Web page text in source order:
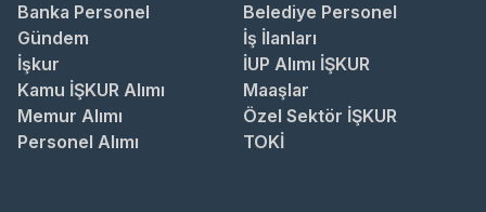
Banka Personel
Belediye Personel
Gündem
İş İlanları
İşkur
İUP Alımı İŞKUR
Kamu İŞKUR Alımı
Maaşlar
Memur Alımı
Özel Sektör İŞKUR
Personel Alımı
TOKİ